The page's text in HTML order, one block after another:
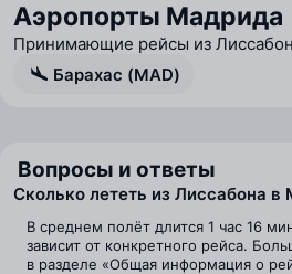
Аэропорты Мадрида
Принимающие рейсы из
Барахас (MAD)
Вопросы и ответы
Сколько лететь из Лиссабона в
В среднем полёт длится 1 час 16
зависит от конкретного рейса.
в разделе «Общая информация о